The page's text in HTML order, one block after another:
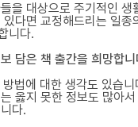
을 대상으로 주기적인 생
다면 교정해드리는 일종
니다.
담은 책 출간을 희망합니
법에 대한 생각도 있습
옳지 못한 정보도 많아
다.